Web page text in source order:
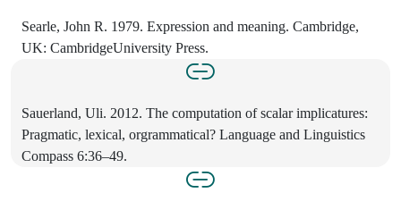
Searle, John R. 1979. Expression and meaning. Cambridge,
UK: CambridgeUniversity Press.
Sauerland, Uli. 2012. The computation of scalar implicatures:
Pragmatic, lexical, orgrammatical? Language and Linguistics
Compass 6:36–49.